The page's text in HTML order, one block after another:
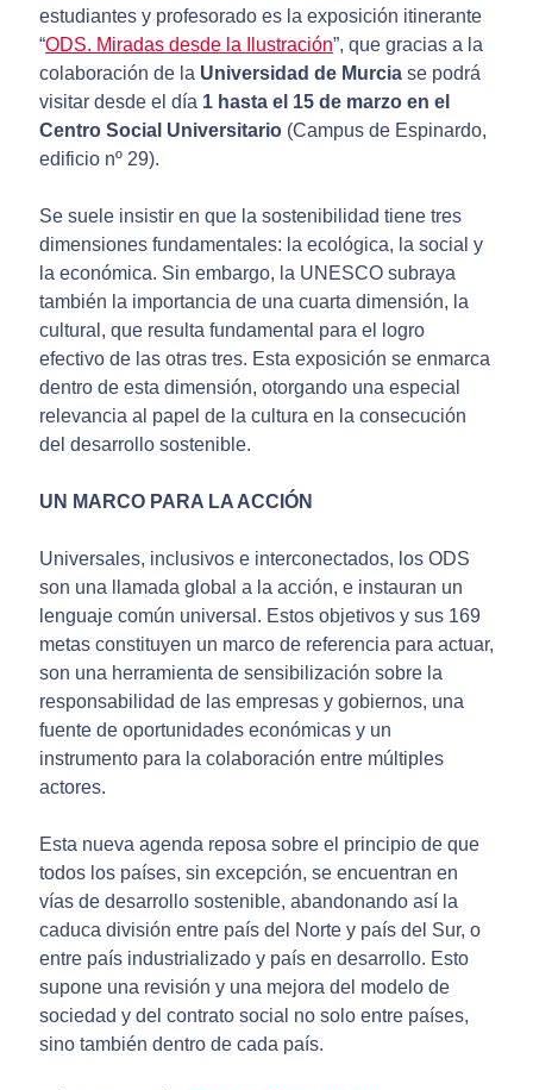
estudiantes y profesorado es la exposición itinerante
“ODS. Miradas desde la Ilustración”, que gracias a la
colaboración de la Universidad de Murciase podrá
visitar desde el día 1 hasta el 15 de marzo en el
Centro Social Universitario(Campus de Espinardo,
edificio nº 29).
Se suele insistir en que la sostenibilidad tiene tres
dimensiones fundamentales: la ecológica, la social y
la económica. Sin embargo, la UNESCO subraya
también la importancia de una cuarta dimensión, la
cultural, que resulta fundamental para el logro
efectivo de las otras tres. Esta exposición se enmarca
dentro de esta dimensión, otorgando una especial
relevancia al papel de la cultura en la consecución
del desarrollo sostenible.
UN MARCO PARA LA ACCIÓN
Universales, inclusivos e interconectados, los ODS
son una llamada global a la acción, e instauran un
lenguaje común universal. Estos objetivos y sus 169
metas constituyen un marco de referencia para actuar,
son una herramienta de sensibilización sobre la
responsabilidad de las empresas y gobiernos, una
fuente de oportunidades económicas y un
instrumento para la colaboración entre múltiples
actores.
Esta nueva agenda reposa sobre el principio de que
todos los países, sin excepción, se encuentran en
vías de desarrollo sostenible, abandonando así la
caduca división entre país del Norte y país del Sur, o
entre país industrializado y país en desarrollo. Esto
supone una revisión y una mejora del modelo de
sociedad y del contrato social no solo entre países,
sino también dentro de cada país.